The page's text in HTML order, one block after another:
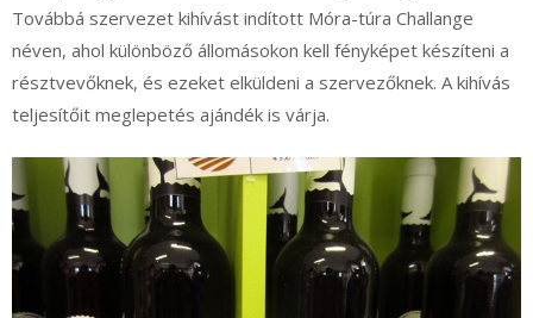
Továbbá szervezet kihívást indított Móra-túra Challange
néven, ahol különböző állomásokon kell fényképet készíteni a
résztvevőknek, és ezeket elküldeni a szervezőknek. A kihívás
teljesítőit meglepetés ajándék is várja.